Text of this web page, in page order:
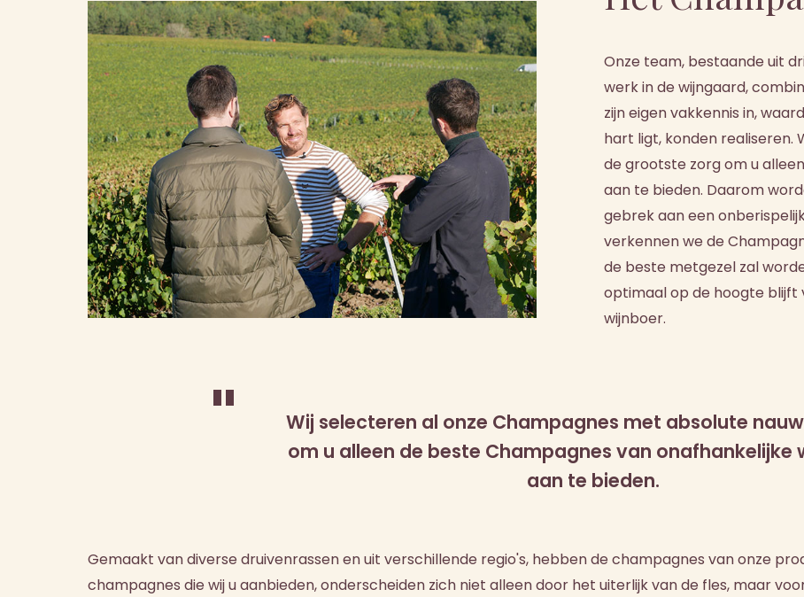
Onze team, bestaande uit
werk in de wijngaard,
zijn eigen vakkennis in,
hart ligt, konden realiseren.
de grootste zorg om u
aan te bieden. Daarom
gebrek aan een
verkennen we de
de beste metgezel zal
optimaal op de hoogte blijft
wijnboer.
"
Wij selecteren al onze Champagnes met absolute
om u alleen de beste Champagnes van onafhankelijke
aan te bieden.
Gemaakt van diverse druivenrassen en uit verschillende regio's, hebben de champagnes van onze
champagnes die wij u aanbieden, onderscheiden zich niet alleen door het uiterlijk van de fles, maar